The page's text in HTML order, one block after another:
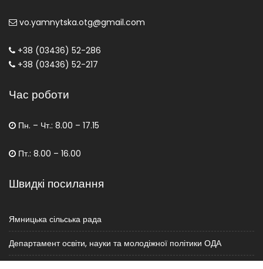
vo.yamnytska.otg@gmail.com
+38 (03436) 52-286
+38 (03436) 52-217
Час роботи
Пн. – Чт.: 8.00 – 17.15
Пт.: 8.00 – 16.00
Швидкі посилання
Ямницька сільська рада
Департамент освіти, науки та молодіжної політики ОДА